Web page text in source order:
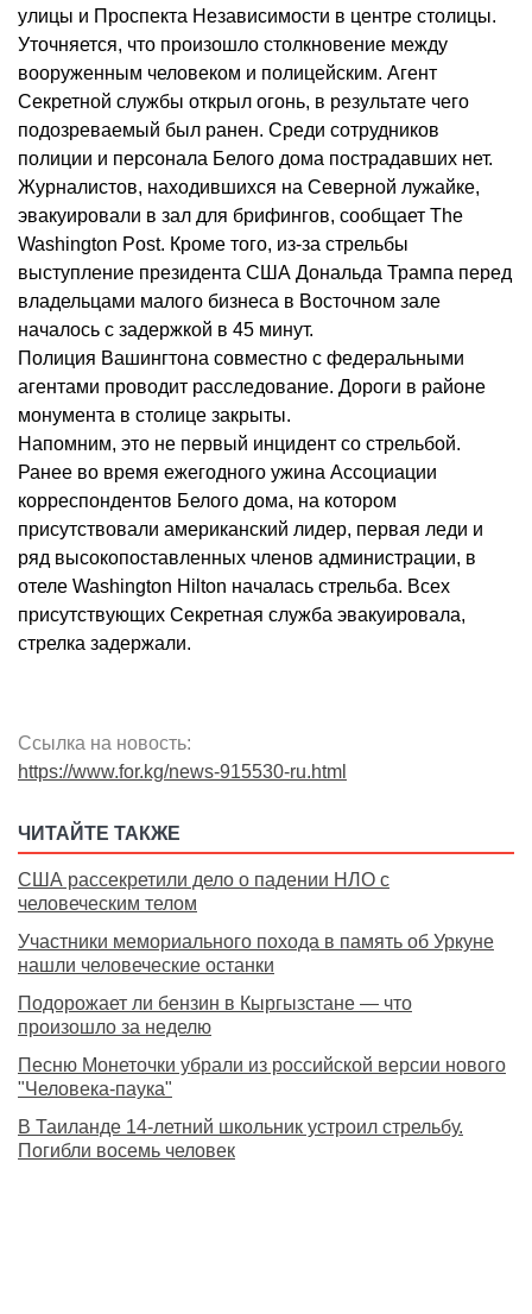
улицы и Проспекта Независимости в центре столицы.
Уточняется, что произошло столкновение между
вооруженным человеком и полицейским. Агент
Секретной службы открыл огонь, в результате чего
подозреваемый был ранен. Среди сотрудников
полиции и персонала Белого дома пострадавших нет.
Журналистов, находившихся на Северной лужайке,
эвакуировали в зал для брифингов, сообщает The
Washington Post. Кроме того, из-за стрельбы
выступление президента США Дональда Трампа перед
владельцами малого бизнеса в Восточном зале
началось с задержкой в 45 минут.
Полиция Вашингтона совместно с федеральными
агентами проводит расследование. Дороги в районе
монумента в столице закрыты.
Напомним, это не первый инцидент со стрельбой.
Ранее во время ежегодного ужина Ассоциации
корреспондентов Белого дома, на котором
присутствовали американский лидер, первая леди и
ряд высокопоставленных членов администрации, в
отеле Washington Hilton началась стрельба. Всех
присутствующих Секретная служба эвакуировала,
стрелка задержали.
Ссылка на новость:
https://www.for.kg/news-915530-ru.html
ЧИТАЙТЕ ТАКЖЕ
США рассекретили дело о падении НЛО с
человеческим телом
Участники мемориального похода в память об Уркуне
нашли человеческие останки
Подорожает ли бензин в Кыргызстане — что
произошло за неделю
Песню Монеточки убрали из российской версии нового
"Человека-паука"
В Таиланде 14-летний школьник устроил стрельбу.
Погибли восемь человек